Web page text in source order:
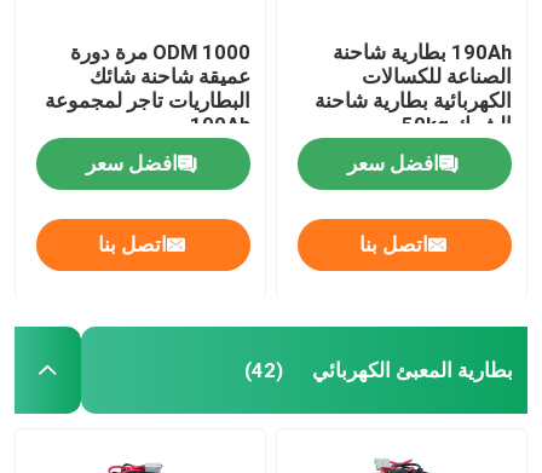
190Ah بطارية شاحنة
الصناعة للكسالات
الكهربائية بطارية شاحنة
الشوك 50kg
افضل سعر
اتصل بنا
ODM 1000 مرة دورة
عميقة شاحنة شائك
البطاريات تاجر لمجموعة
190Ah
افضل سعر
اتصل بنا
بطارية المعبئ الكهربائي (42)